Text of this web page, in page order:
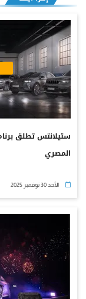
المصري
الأحد 30 نوفمبر 2025